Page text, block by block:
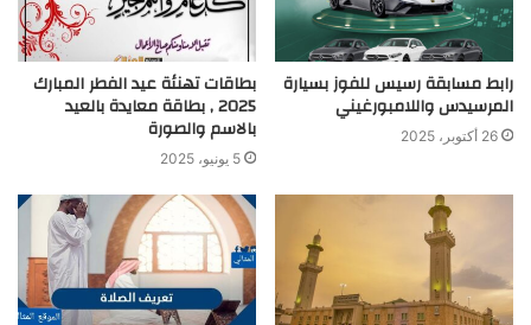
رابط مسابقة رسيس للفوز بسيارة
المرسيدس واللامبورغيني
26 أكتوبر، 2025
بطاقات تهنئة عيد الفطر المبارك
2025 , بطاقة معايدة بالعيد
بالاسم والصورة
5 يونيو، 2025